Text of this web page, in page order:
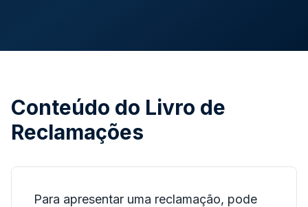
Conteúdo do Livro de
Reclamações
Para apresentar uma reclamação, pode